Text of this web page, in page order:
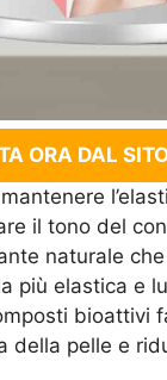
ORA DAL
il tono del
naturale
più elastica e
bioattivi
della pelle e